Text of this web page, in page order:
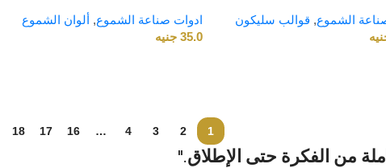
والمشاريع اليدوية للأطفال
الشموع, قوالب سليكون
ادوات صناعة الشموع, ألوان الشموع
35.0 جنيه
1
2
3
4
…
16
17
18
من الفكرة حتى الإطلاق."